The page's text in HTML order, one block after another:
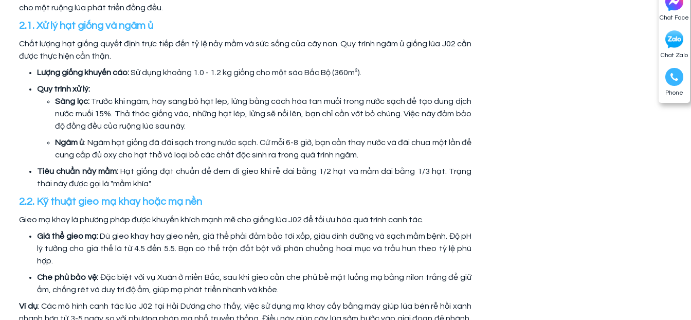
Chat Face
Chat Zalo
Phone
cho một ruộng lúa phát triển đồng đều.
2.1. Xử lý hạt giống và ngâm ủ
Chất lượng hạt giống quyết định trực tiếp đến tỷ lệ nảy mầm và sức sống của cây non. Quy trình ngâm ủ giống lúa J02 cần
được thực hiện cẩn thận.
Lượng giống khuyến cáo:Sử dụng khoảng 1.0 - 1.2 kg giống cho một sào Bắc Bộ (360m²).
Quy trình xử lý:
Sàng lọc:Trước khi ngâm, hãy sàng bỏ hạt lép, lửng bằng cách hòa tan muối trong nước sạch để tạo dung dịch
nước muối 15%. Thả thóc giống vào, những hạt lép, lửng sẽ nổi lên, bạn chỉ cần vớt bỏ chúng. Việc này đảm bảo
độ đồng đều của ruộng lúa sau này.
Ngâm ủ: Ngâm hạt giống đã đãi sạch trong nước sạch. Cứ mỗi 6-8 giờ, bạn cần thay nước và đãi chua một lần để
cung cấp đủ oxy cho hạt thở và loại bỏ các chất độc sinh ra trong quá trình ngâm.
Tiêu chuẩn nảy mầm: Hạt giống đạt chuẩn để đem đi gieo khi rễ dài bằng 1/2 hạt và mầm dài bằng 1/3 hạt. Trạng
thái này được gọi là "mầm khía".
2.2. Kỹ thuật gieo mạ khay hoặc mạ nền
Gieo mạ khay là phương pháp được khuyến khích mạnh mẽ cho giống lúa J02 để tối ưu hóa quá trình canh tác.
Giá thể gieo mạ:Dù gieo khay hay gieo nền, giá thể phải đảm bảo tơi xốp, giàu dinh dưỡng và sạch mầm bệnh. Độ pH
lý tưởng cho giá thể là từ 4.5 đến 5.5. Bạn có thể trộn đất bột với phân chuồng hoai mục và trấu hun theo tỷ lệ phù
hợp.
Che phủ bảo vệ: Đặc biệt với vụ Xuân ở miền Bắc, sau khi gieo cần che phủ bề mặt luống mạ bằng nilon trắng để giữ
ấm, chống rét và duy trì độ ẩm, giúp mạ phát triển nhanh và khỏe.
Ví dụ: Các mô hình canh tác lúa J02 tại Hải Dương cho thấy, việc sử dụng mạ khay cấy bằng máy giúp lúa bén rễ hồi xanh
nhanh hơn từ 3-5 ngày so với phương pháp mạ nhổ truyền thống. Điều này giúp cây lúa sớm bước vào giai đoạn đẻ nhánh,